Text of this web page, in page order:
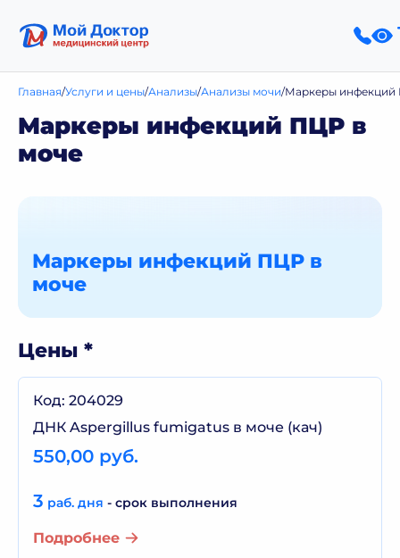
Главная Услуги и цены Анализы Анализы мочи Маркеры инфекций
Маркеры инфекций ПЦР в
моче
Маркеры инфекций ПЦР в
моче
Цены
Код: 204029
ДНК Aspergillus fumigatus в моче (кач)
550,00 руб.
3 раб. дня - срок выполнения
Подробнее